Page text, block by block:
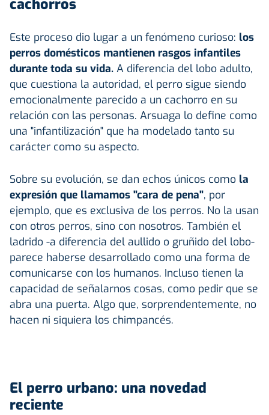
cachorros
Este proceso dio lugar a un fenómeno curioso: los
perros domésticos mantienen rasgos infantiles
durante toda su vida. A diferencia del lobo adulto,
que cuestiona la autoridad, el perro sigue siendo
emocionalmente parecido a un cachorro en su
relación con las personas. Arsuaga lo define como
una "infantilización" que ha modelado tanto su
carácter como su aspecto.
Sobre su evolución, se dan echos únicos como la
expresión que llamamos "cara de pena", por
ejemplo, que es exclusiva de los perros. No la usan
con otros perros, sino con nosotros. También el
ladrido -a diferencia del aullido o gruñido del lobo-
parece haberse desarrollado como una forma de
comunicarse con los humanos. Incluso tienen la
capacidad de señalarnos cosas, como pedir que se
abra una puerta. Algo que, sorprendentemente, no
hacen ni siquiera los chimpancés.
El perro urbano: una novedad
reciente